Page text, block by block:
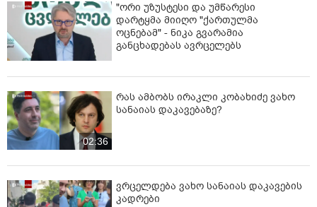
"ორი უზუსტესი და უმწარესი
დარტყმა მიიღო "ქართულმა
ოცნებამ" - ნიკა გვარამია
განცხადებას ავრცელებს
02:36
რას ამბობს ირაკლი კობახიძე ვახო
სანაიას დაკავებაზე?
ვრცელდება ვახო სანაიას დაკავების
კადრები